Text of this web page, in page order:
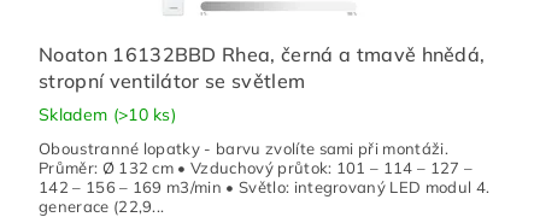
Noaton 16132BBD Rhea, černá a tmavě hnědá,
stropní ventilátor se světlem
Skladem (>10 ks)
Oboustranné lopatky - barvu zvolíte sami při montáži.
Průměr: Ø 132 cm • Vzduchový průtok: 101 – 114 – 127 –
142 – 156 – 169 m3/min • Světlo: integrovaný LED modul 4.
generace (22,9...